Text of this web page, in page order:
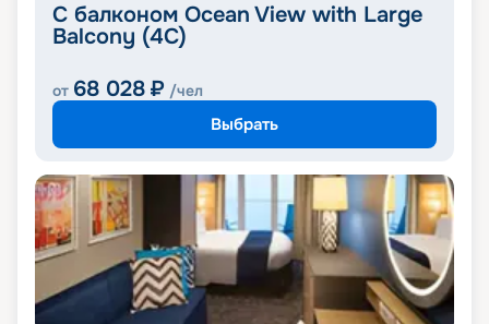
С балконом Ocean View with Large
Balcony (4C)
от 68 028 ₽ /чел
Выбрать